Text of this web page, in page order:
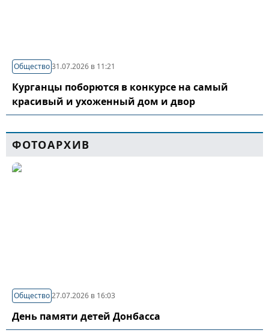
Общество31.07.2026 в 11:21
Курганцы поборются в конкурсе на самый
красивый и ухоженный дом и двор
ФОТОАРХИВ
Общество27.07.2026 в 16:03
День памяти детей Донбасса